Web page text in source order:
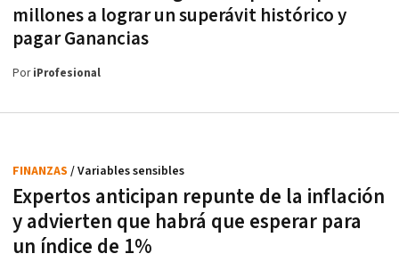
millones a lograr un superávit histórico y
pagar Ganancias
PoriProfesional
Expertos anticipan repunte de la inflación
y advierten que habrá que esperar para
un índice de 1%
FINANZAS / Variables sensibles